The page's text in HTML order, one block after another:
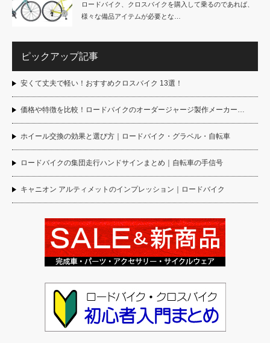
ロードバイク、クロスバイクを購入して乗るのであれば、
様々な備品アイテムが必要とな…
ピックアップ記事
安くて丈夫で軽い！おすすめクロスバイク 13選！
価格や特徴を比較！ロードバイクのオーダージャージ製作メーカー…
ホイール交換の効果と選び方｜ロードバイク・グラベル・自転車
ロードバイクの集団走行ハンドサインまとめ｜自転車の手信号
キャニオン アルティメットのインプレッション｜ロードバイク